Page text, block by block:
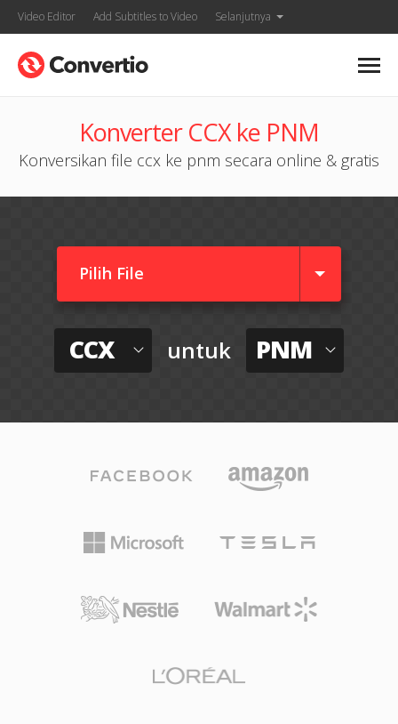
Video Editor Add Subtitles to Video Selanjutnya
Konverter CCX ke PNM
Konversikan file ccx ke pnm secara online & gratis
Pilih File
CCX untuk PNM